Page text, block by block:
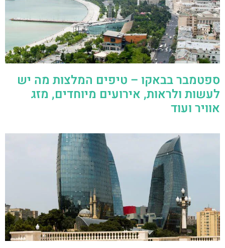
ספטמבר בבאקו – טיפים המלצות מה יש
לעשות ולראות, אירועים מיוחדים, מזג
אוויר ועוד